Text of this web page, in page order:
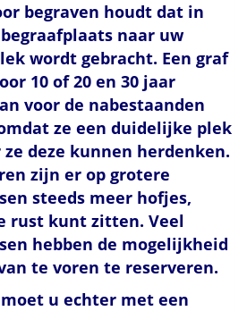
begraven houdt dat in
naar uw
wordt gebracht. Een graf
10 of 20 en 30 jaar
voor de nabestaanden
ze een duidelijke plek
deze kunnen herdenken.
zijn er op grotere
steeds meer hofjes,
rust kunt zitten. Veel
hebben de mogelijkheid
te voren te reserveren.
u echter met een